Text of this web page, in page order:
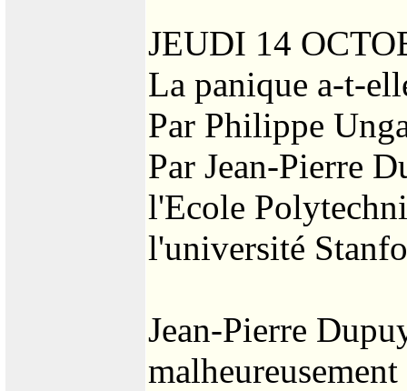
JEUDI 14
La panique a-t-
Par Philippe
Par Jean-Pierre
l'Ecole
l'université
Jean-Pierre